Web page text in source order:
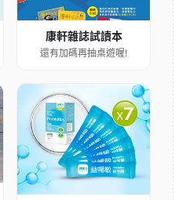
康軒雜誌試讀本
還有加碼再抽桌遊喔!